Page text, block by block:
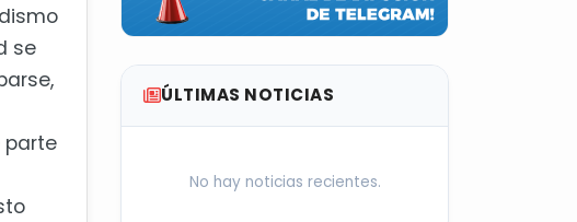
se
parte
ÚLTIMAS NOTICIAS
No hay noticias recientes.